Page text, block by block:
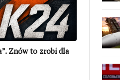
Znów to zrobi dla